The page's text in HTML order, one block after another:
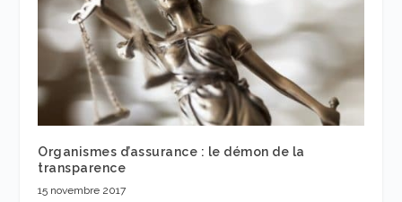
Organismes d’assurance : le démon de la
transparence
15 novembre 2017